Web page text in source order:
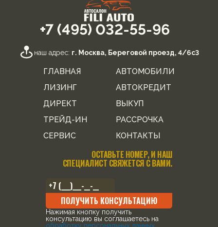
+7 (495) 032-55-96
наш адрес: г. Москва, Береговой проезд, 4/6с3
ГЛАВНАЯ
АВТОМОБИЛИ
ЛИЗИНГ
АВТОКРЕДИТ
ДИРЕКТ
ВЫКУП
ТРЕЙД-ИН
РАССРОЧКА
СЕРВИС
КОНТАКТЫ
ОСТАВЬТЕ НОМЕР, И НАШ
СПЕЦИАЛИСТ СВЯЖЕТСЯ С ВАМИ.
ПОЛУЧИТЬ КОНСУЛЬТАЦИЮ
Нажимая кнопку получить
консультацию вы соглашаетесь на